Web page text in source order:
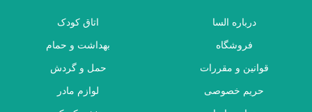
درباره السا
فروشگاه
قوانین و مقررات
حریم خصوصی
اتاق کودک
بهداشت و حمام
حمل و گردش
لوازم مادر